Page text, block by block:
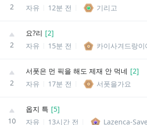
2
자유
12분 전 기리고
2
요?리 [2]
자유
15분 전
2
서폿은 먼 픽을 해도 제재 안 먹네 [2]
자유
17분 전 서폿을가요
10
옵지 특 [5]
자유
13시간 전 Lazenca-